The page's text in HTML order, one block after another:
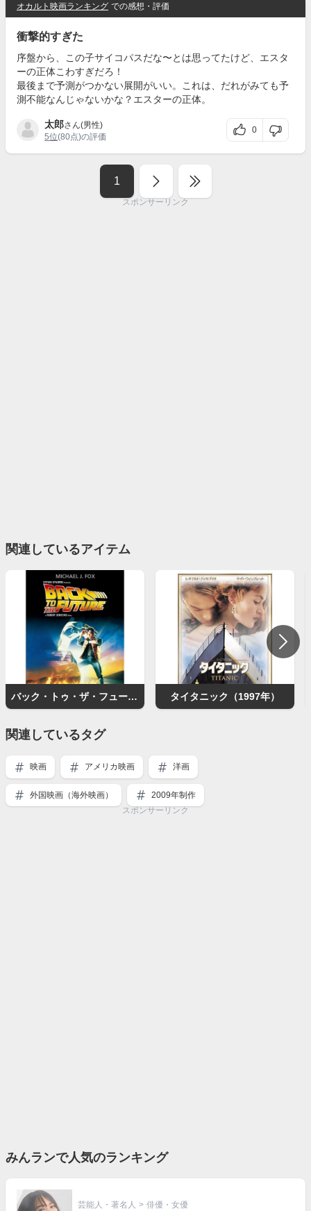
オカルト映画ランキング での感想・評価
衝撃的すぎた
序盤から、この子サイコパスだな〜とは思ってたけど、エスタ
ーの正体こわすぎだろ！
最後まで予測がつかない展開がいい。これは、だれがみても予
測不能なんじゃないかな？エスターの正体。
太郎さん(男性)
5位(80点)の評価
0
1
スポンサーリンク
関連しているアイテム
バック・トゥ・ザ・フューチャー タイタニック（1997年）
関連しているタグ
映画 アメリカ映画 洋画
外国映画（海外映画）
2009年制作
スポンサーリンク
みんランで人気のランキング
芸能人・著名人 > 俳優・女優